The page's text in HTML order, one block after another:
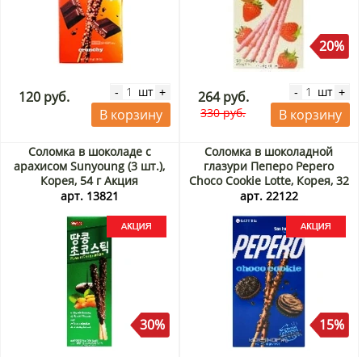
120 руб. - шт +
В корзину
20%
264 руб.
330 руб.
- шт +
В корзину
Соломка в шоколаде с
арахисом Sunyoung (3 шт.),
Корея, 54 г Акция
арт. 13821
30%
Соломка в шоколадной
глазури Пеперо Pepero
Choco Cookie Lotte, Корея, 32
г Акция
арт. 22122
15%